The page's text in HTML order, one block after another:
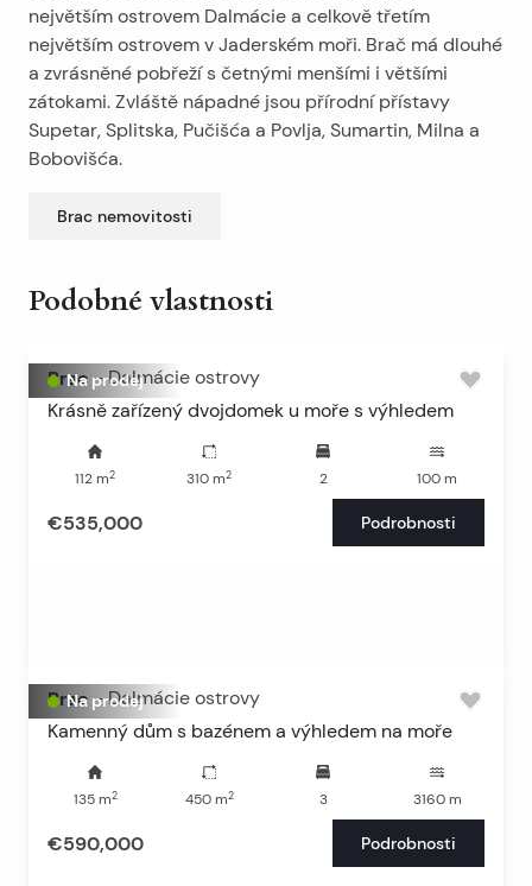
největším ostrovem Dalmácie a celkově třetím
největším ostrovem v Jaderském moři. Brač má dlouhé
a zvrásněné pobřeží s četnými menšími i většími
zátokami. Zvláště nápadné jsou přírodní přístavy
Supetar, Splitska, Pučišća a Povlja, Sumartin, Milna a
Bobovišća.
Brac nemovitosti
Podobné vlastnosti
Na prodej
Brac - Dalmácie ostrovy
Krásně zařízený dvojdomek u moře s výhledem
112 m2 310 m2 2 100 m
€535,000 Podrobnosti
Na prodej
Brac - Dalmácie ostrovy
Kamenný dům s bazénem a výhledem na moře
135m2 450m2 3 3160m
€590,000 Podrobnosti